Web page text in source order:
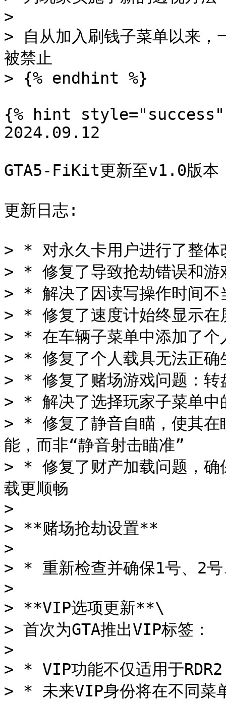
>
> 自从加入刷钱子菜单以来
被禁止
> {% endhint %}
{% hint style="success"
2024.09.12
GTA5-FiKit更新至v1.0版本
更新日志:
> * 对永久卡用户进行了整体
> * 修复了导致抢劫错误和游
> * 解决了因读写操作时间不
> * 修复了速度计始终显示在
> * 在车辆子菜单中添加了个
> * 修复了个人载具无法正确
> * 修复了赌场游戏问题：转
> * 解决了选择玩家子菜单中
> * 修复了静音自瞄，使其在
能，而非“静音射击瞄准”
> * 修复了财产加载问题，确
载更顺畅
>
> **赌场抢劫设置**
>
> * 重新检查并确保1号、2号
>
> **VIP选项更新**\
> 首次为GTA推出VIP标签：
>
> * VIP功能不仅适用于RDR2
> * 未来VIP身份将在不同菜